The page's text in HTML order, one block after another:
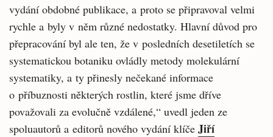
vydání obdobné publikace, a proto se připravoval velmi
rychle a byly v něm různé nedostatky. Hlavní důvod pro
přepracování byl ale ten, že v posledních desetiletích se
systematickou botaniku ovládly metody molekulární
systematiky, a ty přinesly nečekané informace
o příbuznosti některých rostlin, které jsme dříve
považovali za evolučně vzdálené,“ uvedl jeden ze
spoluautorů a editorů nového vydání klíče Jiří